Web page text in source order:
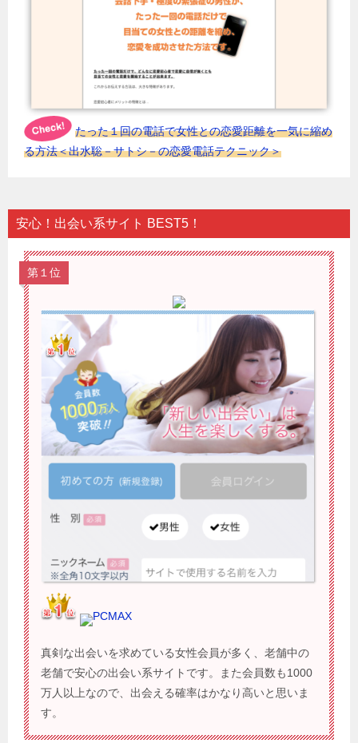
たった１回の電話で女性との恋愛距離を一気に縮め
る方法＜出水聡－サトシ－の恋愛電話テクニック＞
安心！出会い系サイト BEST5！
第１位
PCMAX
真剣な出会いを求めている女性会員が多く、老舗中の
老舗で安心の出会い系サイトです。また会員数も1000
万人以上なので、出会える確率はかなり高いと思いま
す。